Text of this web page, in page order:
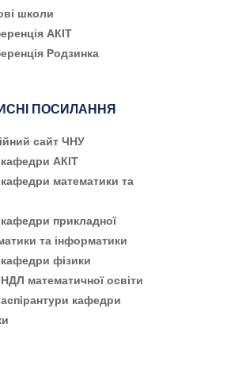
школи
АКІТ
Родзинка
ПОСИЛАННЯ
сайт ЧНУ
АКІТ
математики та
прикладної
та інформатики
фізики
математичної освіти
кафедри